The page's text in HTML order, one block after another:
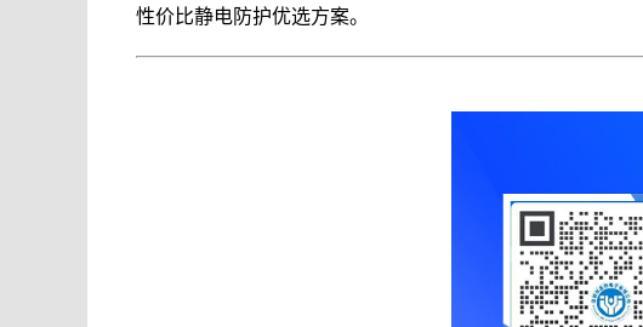
性价比静电防护优选方案。